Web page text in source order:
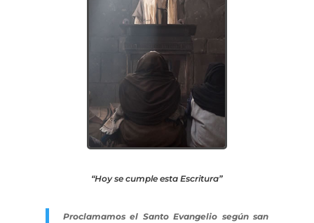
“Hoy se cumple esta Escritura”
Proclamamos el Santo Evangelio según san